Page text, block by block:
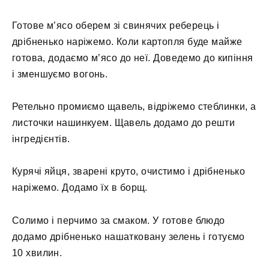
Готове м’ясо оберем зі свинячих реберець і
дрібненько наріжемо. Коли картопля буде майже
готова, додаємо м’ясо до неї. Доведемо до кипіння
і зменшуємо вогонь.
Ретельно промиємо щавель, відріжемо стеблинки, а
листочки нашинкуем. Щавель додамо до решти
інгредієнтів.
Курячі яйця, зварені круто, очистимо і дрібненько
наріжемо. Додамо їх в борщ.
Солимо і перчимо за смаком. У готове блюдо
додамо дрібненько нашатковану зелень і готуємо
10 хвилин.